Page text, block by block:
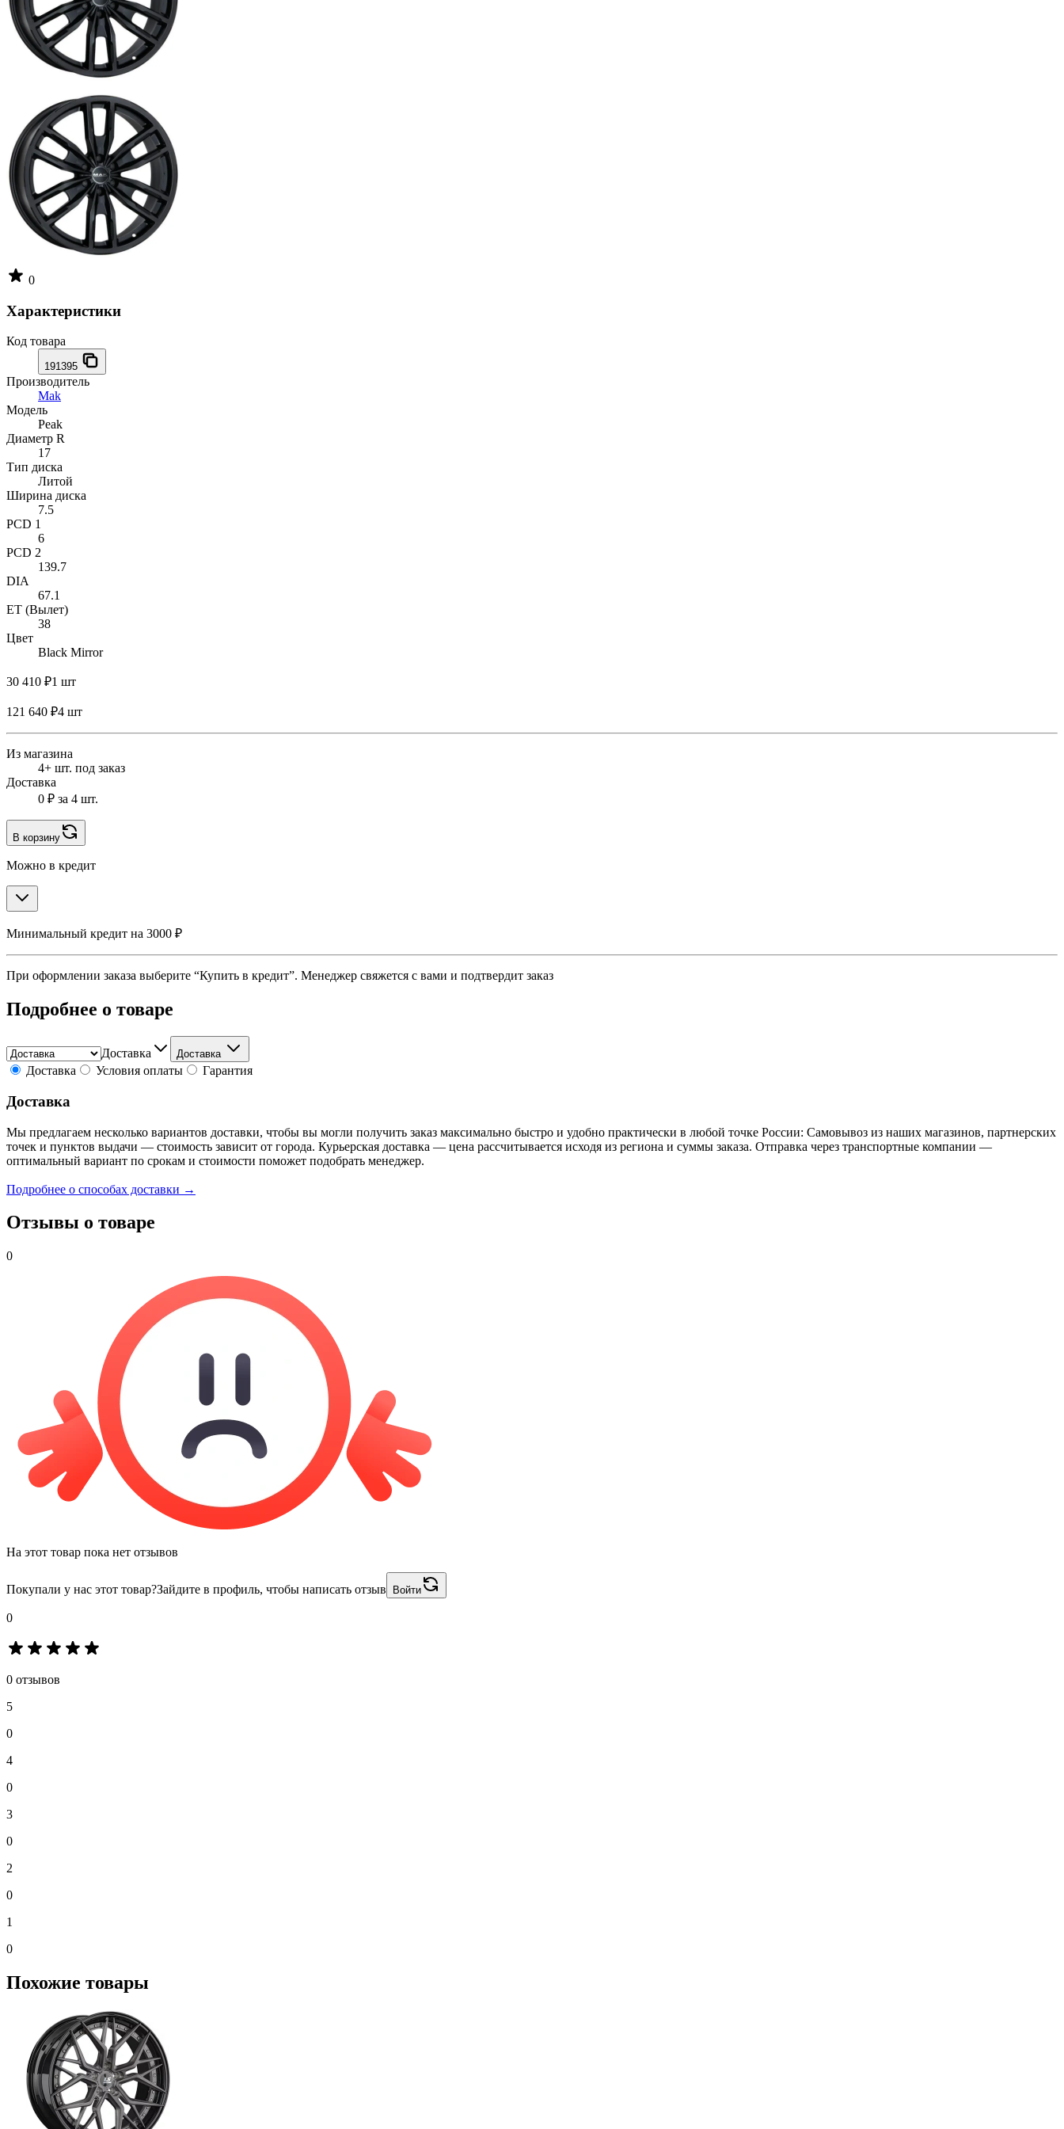
0
Характеристики
Код товара
191395
Производитель
Mak
Модель
Peak
Диаметр R
17
Тип диска
Литой
Ширина диска
7.5
PCD 1
6
PCD 2
139.7
DIA
67.1
ET (Вылет)
38
Цвет
Black Mirror
30 410 ₽1 шт
121 640 ₽4 шт
Из магазина
4+ шт. под заказ
Доставка
0 ₽ за 4 шт.
В корзину
Можно в кредит
Минимальный кредит на 3000 ₽
При оформлении заказа выберите “Купить в кредит”. Менеджер свяжется с вами и подтвердит заказ
Подробнее о товаре
Доставка Доставка
Доставка Условия оплаты Гарантия
Доставка
Мы предлагаем несколько вариантов доставки, чтобы вы могли получить заказ максимально быстро и удобно практически в любой точке России: Самовывоз из наших магазинов, партнерских
точек и пунктов выдачи — стоимость зависит от города. Курьерская доставка — цена рассчитывается исходя из региона и суммы заказа. Отправка через транспортные компании —
оптимальный вариант по срокам и стоимости поможет подобрать менеджер.
Подробнее о способах доставки →
Отзывы о товаре
0
На этот товар пока нет отзывов
Покупали у нас этот товар?Зайдите в профиль, чтобы написать отзыв Войти
0
0 отзывов
5
0
4
0
3
0
2
0
1
0
Похожие товары